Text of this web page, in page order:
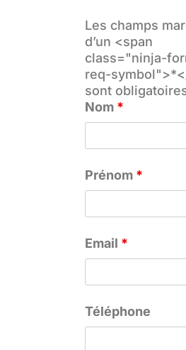
Les champs
d’un <span
class="ninja-
req-
sont
Nom *
Prénom *
Email *
Téléphone